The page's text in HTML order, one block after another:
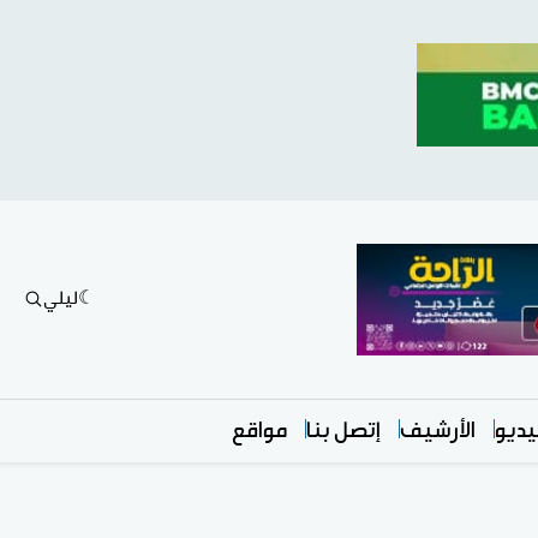
ليلي
الأرشيف إتصل بنا مواقع